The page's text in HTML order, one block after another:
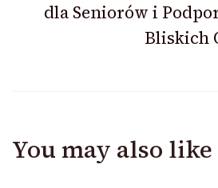
dla Seniorów i
Bliskich
You may also like